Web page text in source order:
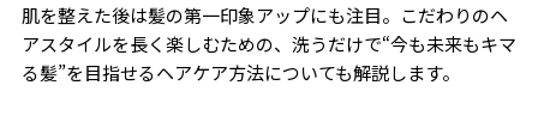
肌を整えた後は髪の第一印象アップにも注目。こだわりのヘ
アスタイルを長く楽しむための、洗うだけで“今も未来もキマ
る髪”を目指せるヘアケア方法についても解説します。